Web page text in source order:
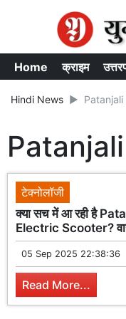
Home क्राइम
Hindi News
टेक्नोलॉजी
क्या सच में आ रही है
Electric Scooter?
05 Sep 2025 22:38:36
Read More...